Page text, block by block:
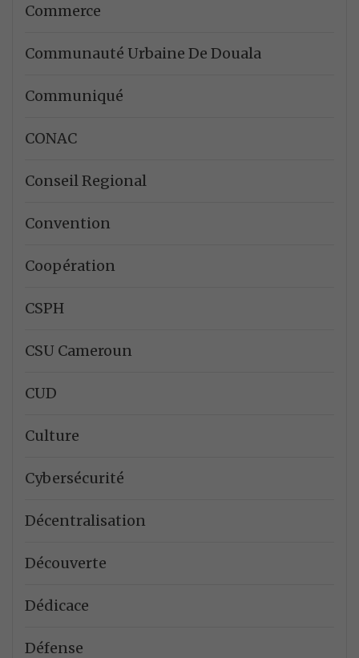
Commerce
Communauté Urbaine De Douala
Communiqué
CONAC
Conseil Regional
Convention
Coopération
CSPH
CSU Cameroun
CUD
Culture
Cybersécurité
Décentralisation
Découverte
Dédicace
Défense